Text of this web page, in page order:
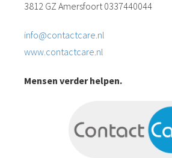
3812 GZ Amersfoort 0337440044
info@contactcare.nl
www.contactcare.nl
Mensen verder helpen.